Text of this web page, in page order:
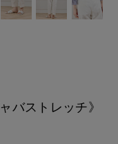
バストレッチ》